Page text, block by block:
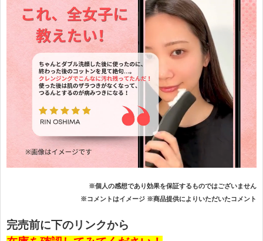
※個人の感想であり効果を保証するものではございません
※コメントはイメージ ※商品提供によりいただいたコメント
完売前に下のリンクから